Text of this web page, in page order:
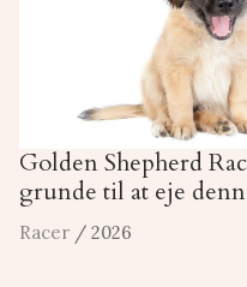
Golden Shepherd
grunde til at eje
Racer / 2026